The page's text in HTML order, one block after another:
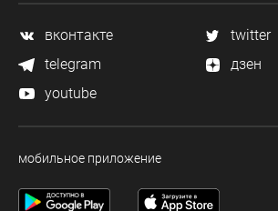
вконтакте
twitter
telegram
дзен
youtube
мобильное приложение